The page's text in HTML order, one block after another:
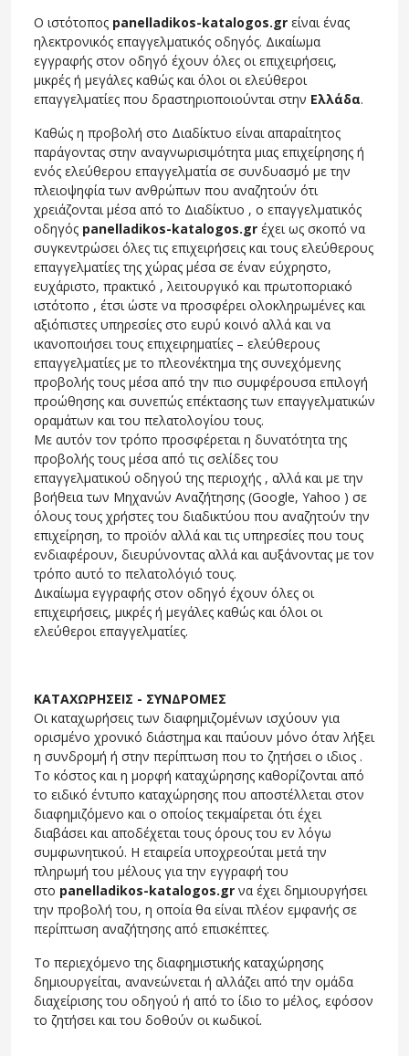
Ο ιστότοπος panelladikos-katalogos.gr είναι ένας
ηλεκτρονικός επαγγελματικός οδηγός. Δικαίωμα
εγγραφής στον οδηγό έχουν όλες οι επιχειρήσεις,
μικρές ή μεγάλες καθώς και όλοι οι ελεύθεροι
επαγγελματίες που δραστηριοποιούνται στην Ελλάδα.
Καθώς η προβολή στο Διαδίκτυο είναι απαραίτητος
παράγοντας στην αναγνωρισιμότητα μιας επιχείρησης ή
ενός ελεύθερου επαγγελματία σε συνδυασμό με την
πλειοψηφία των ανθρώπων που αναζητούν ότι
χρειάζονται μέσα από το Διαδίκτυο , ο επαγγελματικός
οδηγός panelladikos-katalogos.gr έχει ως σκοπό να
συγκεντρώσει όλες τις επιχειρήσεις και τους ελεύθερους
επαγγελματίες της χώρας μέσα σε έναν εύχρηστο,
ευχάριστο, πρακτικό , λειτουργικό και πρωτοποριακό
ιστότοπο , έτσι ώστε να προσφέρει ολοκληρωμένες και
αξιόπιστες υπηρεσίες στο ευρύ κοινό αλλά και να
ικανοποιήσει τους επιχειρηματίες – ελεύθερους
επαγγελματίες με το πλεονέκτημα της συνεχόμενης
προβολής τους μέσα από την πιο συμφέρουσα επιλογή
προώθησης και συνεπώς επέκτασης των επαγγελματικών
οραμάτων και του πελατολογίου τους.
Με αυτόν τον τρόπο προσφέρεται η δυνατότητα της
προβολής τους μέσα από τις σελίδες του
επαγγελματικού οδηγού της περιοχής , αλλά και με την
βοήθεια των Μηχανών Αναζήτησης (Google, Yahoo ) σε
όλους τους χρήστες του διαδικτύου που αναζητούν την
επιχείρηση, το προϊόν αλλά και τις υπηρεσίες που τους
ενδιαφέρουν, διευρύνοντας αλλά και αυξάνοντας με τον
τρόπο αυτό το πελατολόγιό τους.
Δικαίωμα εγγραφής στον οδηγό έχουν όλες οι
επιχειρήσεις, μικρές ή μεγάλες καθώς και όλοι οι
ελεύθεροι επαγγελματίες.
ΚΑΤΑΧΩΡΗΣΕΙΣ - ΣΥΝΔΡΟΜΕΣ
Οι καταχωρήσεις των διαφημιζομένων ισχύουν για
ορισμένο χρονικό διάστημα και παύουν μόνο όταν λήξει
η συνδρομή ή στην περίπτωση που το ζητήσει ο ιδιος .
Το κόστος και η μορφή καταχώρησης καθορίζονται από
το ειδικό έντυπο καταχώρησης που αποστέλλεται στον
διαφημιζόμενο και ο οποίος τεκμαίρεται ότι έχει
διαβάσει και αποδέχεται τους όρους του εν λόγω
συμφωνητικού. Η εταιρεία υποχρεούται μετά την
πληρωμή του μέλους για την εγγραφή του
στο panelladikos-katalogos.gr να έχει δημιουργήσει
την προβολή του, η οποία θα είναι πλέον εμφανής σε
περίπτωση αναζήτησης από επισκέπτες.
Το περιεχόμενο της διαφημιστικής καταχώρησης
δημιουργείται, ανανεώνεται ή αλλάζει από την ομάδα
διαχείρισης του οδηγού ή από το ίδιο το μέλος, εφόσον
το ζητήσει και του δοθούν οι κωδικοί.